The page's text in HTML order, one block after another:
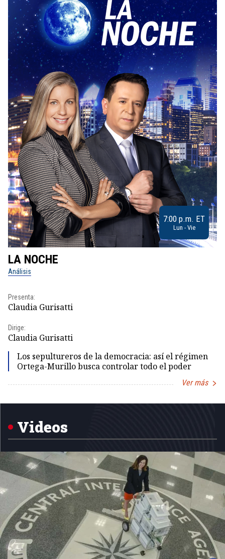
7:00 p.m. ET
Lun - Vie
LA NOCHE
Análisis
Presenta:
Claudia Gurisatti
Dirige:
Claudia Gurisatti
Los sepultureros de la democracia: así el régimen
Ortega-Murillo busca controlar todo el poder
Ver más
Videos